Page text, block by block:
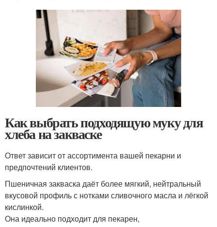
Как выбрать подходящую муку для
хлеба на закваске
Ответ зависит от ассортимента вашей пекарни и
предпочтений клиентов.
Пшеничная закваска даёт более мягкий, нейтральный
вкусовой профиль с нотками сливочного масла и лёгкой
кислинкой.
Она идеально подходит для пекарен,